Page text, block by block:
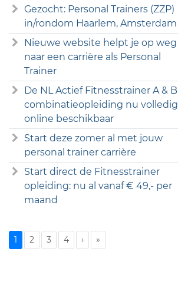
Gezocht: Personal Trainers (ZZP)
in/rondom Haarlem, Amsterdam
Nieuwe website helpt je op weg
naar een carrière als Personal
Trainer
De NL Actief Fitnesstrainer A & B
combinatieopleiding nu volledig
online beschikbaar
Start deze zomer al met jouw
personal trainer carrière
Start direct de Fitnesstrainer
opleiding: nu al vanaf € 49,- per
maand
1 2 3 4 › »